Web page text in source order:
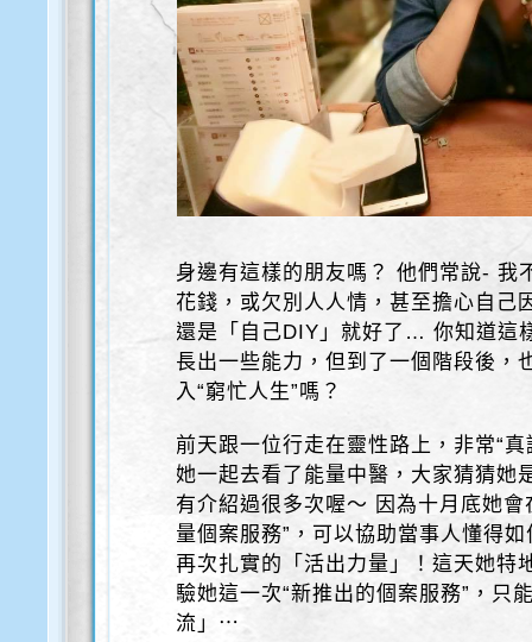
身邊有這樣的朋友嗎？ 他們常說- 我
花錢，或欠別人人情，甚至擔心自己
還是「自己DIY」就好了… 你知道這
長出一些能力，但到了一個階段後，
入“窮忙人生”嗎？
前天跟一位行走在靈性路上，非常“
她一起去看了能量中醫，大家猜猜她
有介紹過很多次喔～ 因為十月底她
量個案服務”，可以協助當事人懂得
再次扎實的「活出力量」！這天她特
驗她這一次“新推出的個案服務”，只
流」⋯